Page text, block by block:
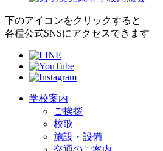
下のアイコンをクリックすると
各種公式SNSにアクセスできます
学校案内
ご挨拶
校歌
施設・設備